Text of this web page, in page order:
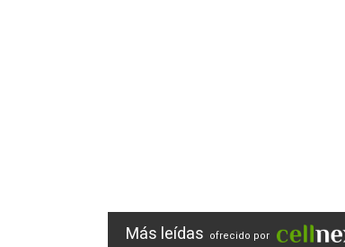
Más leídas ofrecido por